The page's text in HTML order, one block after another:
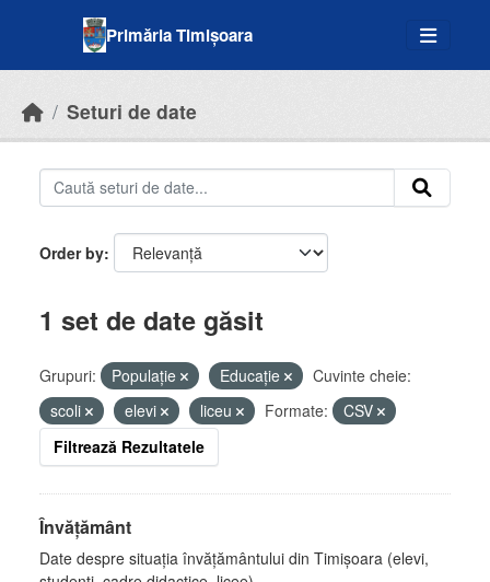
Primăria Timișoara
Seturi de date
Order by
1 set de date găsit
Grupuri: Populație Educație
Cuvinte cheie:
scoli
elevi liceu Formate:
CSV
Filtrează Rezultatele
Învățământ
Date despre situația învățământului din Timișoara (elevi,